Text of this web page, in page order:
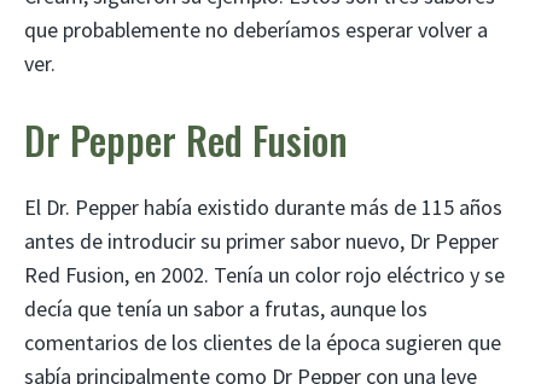
que probablemente no deberíamos esperar volver a
ver.
Dr Pepper Red Fusion
El Dr. Pepper había existido durante más de 115 años
antes de introducir su primer sabor nuevo, Dr Pepper
Red Fusion, en 2002. Tenía un color rojo eléctrico y se
decía que tenía un sabor a frutas, aunque los
comentarios de los clientes de la época sugieren que
sabía principalmente como Dr Pepper con una leve